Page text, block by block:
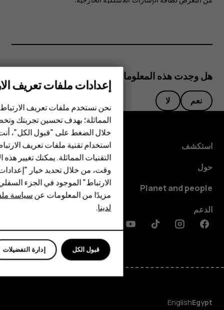
الهواتف الذكية
الهواتف المميزة
HMD Terra M
HMD DUB
HMD Watch
للأعمال
الأجهزة اللوحية
هل وجدت هذه المعلومات مفيدة؟
نعم لا
استكشف
حول
Planet and people
الدعم
Facebook
Instagram
Tiktok
Youtube
Linkedin
Discord
Egypt
English
إعدادات ملفات تعريف
نحن نستخدم ملفات تعريف
المماثلة؛ بهدف تحسين تجربتك
خلال الضغط على "قبول الكل"،
استخدام تقنية ملفات تعريف
التقنيات المماثلة. يمكنك تغيير
وقت، من خلال تحديد خيار
الارتباط" الموجود في الجزء
مزيدًا من المعلومات عنسياسة
لدينا.
إدارة التفضيلات قبول الكل